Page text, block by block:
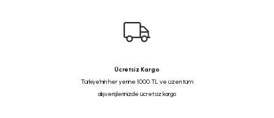
Ücretsiz Kargo
Türkiye'nin her yerine 1000 TL ve üzeri tüm
alışverişlerinizde ücretsiz kargo